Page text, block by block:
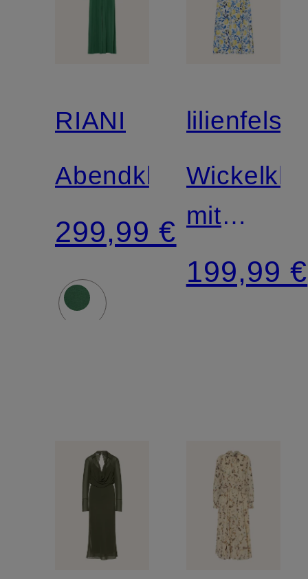
RIANI
Abendkleid
299,99 €
lilienfels
mit
Leinen
199,99 €